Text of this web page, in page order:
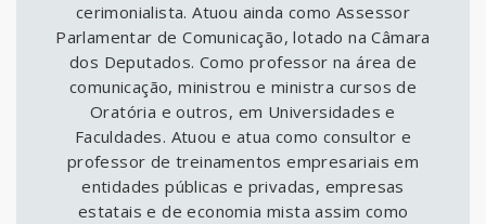
cerimonialista. Atuou ainda como Assessor
Parlamentar de Comunicação, lotado na Câmara
dos Deputados. Como professor na área de
comunicação, ministrou e ministra cursos de
Oratória e outros, em Universidades e
Faculdades. Atuou e atua como consultor e
professor de treinamentos empresariais em
entidades públicas e privadas, empresas
estatais e de economia mista assim como